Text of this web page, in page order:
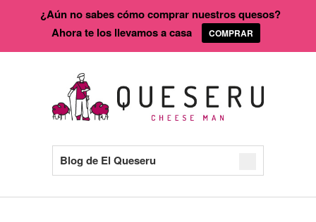
Blog de El Queseru
¿Aún no sabes cómo comprar nuestros quesos?
Ahora te los llevamos a casa
COMPRAR